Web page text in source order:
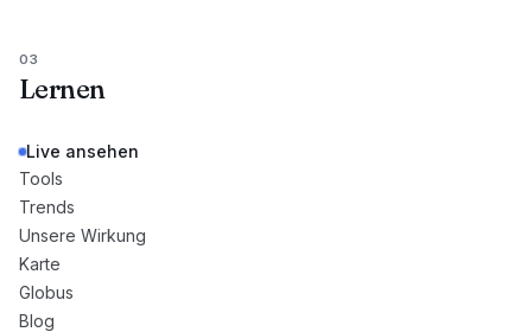
03
Lernen
Live ansehen
Tools
Trends
Unsere Wirkung
Karte
Globus
Blog